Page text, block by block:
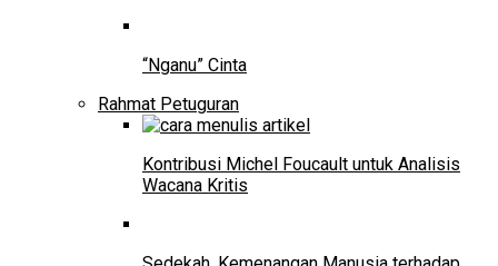
“Nganu” Cinta
Rahmat Petuguran
Kontribusi Michel Foucault untuk Analisis
Wacana Kritis